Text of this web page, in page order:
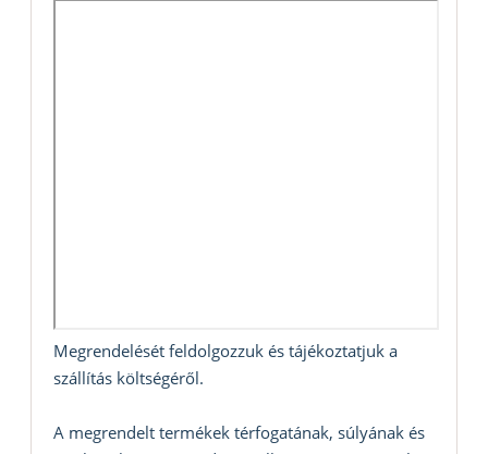
Megrendelését feldolgozzuk és tájékoztatjuk a
szállítás költségéről.
A megrendelt termékek térfogatának, súlyának és